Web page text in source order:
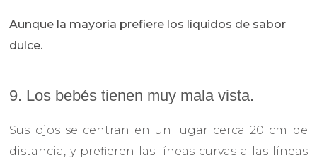
Aunque la mayoría prefiere los líquidos de sabor
dulce.
9. Los bebés tienen muy mala vista.
Sus ojos se centran en un lugar cerca 20 cm de
distancia, y prefieren las líneas curvas a las líneas